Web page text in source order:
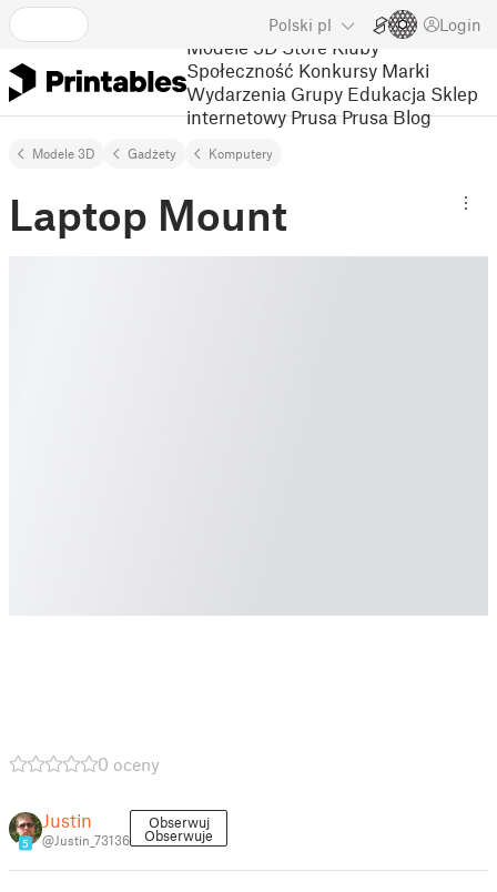
Polski pl Login
Modele 3D Store Kluby
Społeczność Konkursy Marki
Wydarzenia Grupy Edukacja Sklep
internetowy Prusa Prusa Blog
Modele 3D Gadżety Komputery
Laptop Mount
0 oceny
5
Justin
@Justin_73136
Obserwuj
Obserwuje